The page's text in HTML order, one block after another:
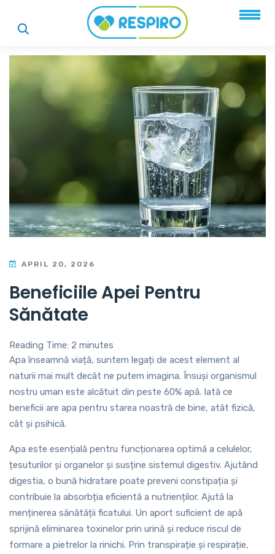
APRIL 20, 2026
Beneficiile Apei Pentru
Sănătate
Reading Time: 2 minutes
Apa înseamnă viață, suntem legați de acest element al
naturii mai mult decât ne putem imagina. Însuși organismul
nostru uman este alcătuit din peste 60% apă. Iată ce
beneficii are apa pentru starea noastră de bine, atât fizică,
cât și psihică.
Apa este esențială pentru funcționarea optimă a celulelor,
țesuturilor și organelor și susține sistemul digestiv. Ajutând
digestia, o bună hidratare poate preveni constipația și
contribuie la absorbția eficientă a nutrienților. Ajută la
menținerea sănătății ficatului. Un aport suficient de apă
sprijină eliminarea toxinelor prin urină și reduce riscul de
formare a pietrelor la rinichi. Prin transpirație și respirație,